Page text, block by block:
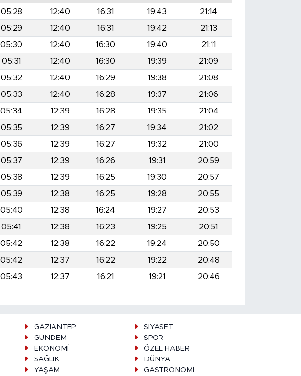
05:28 12:40 16:31 19:43
21:14
05:29 12:40 16:31 19:42
21:13
05:30 12:40 16:30 19:40
21:11
05:31 12:40 16:30 19:39
21:09
05:32 12:40 16:29 19:38
21:08
05:33 12:40 16:28 19:37
21:06
05:34 12:39 16:28 19:35
21:04
05:35 12:39 16:27 19:34
21:02
05:36 12:39 16:27 19:32
21:00
05:37 12:39 16:26 19:31
20:59
05:38 12:39 16:25 19:30
20:57
05:39 12:38 16:25 19:28
20:55
05:40 12:38 16:24 19:27
20:53
05:41 12:38 16:23 19:25
20:51
05:42 12:38 16:22 19:24
20:50
05:42 12:37 16:22 19:22
20:48
05:43 12:37 16:21 19:21 20:46
GAZİANTEP
SİYASET
GÜNDEM
SPOR
EKONOMİ
ÖZEL HABER
SAĞLIK
DÜNYA
YAŞAM
GASTRONOMİ